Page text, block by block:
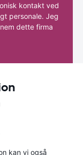
kontakt ved
personale. Jeg
dette firma
kan vi også